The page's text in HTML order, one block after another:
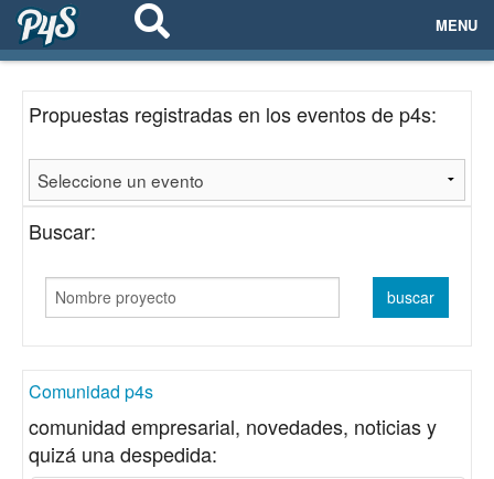
MENU
EVENTOS
EMPRESAS
PROYECTOS
NETWORKING
Propuestas registradas en los eventos de p4s:
Buscar:
Comunidad p4s
comunidad empresarial, novedades, noticias y
quizá una despedida: